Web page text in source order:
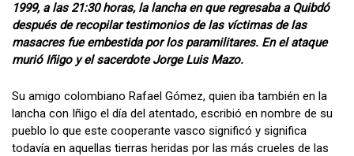
1999, a las 21:30 horas, la lancha en que regresaba a Quibdó
después de recopilar testimonios de las víctimas de las
masacres fue embestida por los paramilitares. En el ataque
murió Iñigo y el sacerdote Jorge Luis Mazo.
Su amigo colombiano Rafael Gómez, quien iba también en la
lancha con Iñigo el día del atentado, escribió en nombre de su
pueblo lo que este cooperante vasco significó y significa
todavía en aquellas tierras heridas por las más crueles de las